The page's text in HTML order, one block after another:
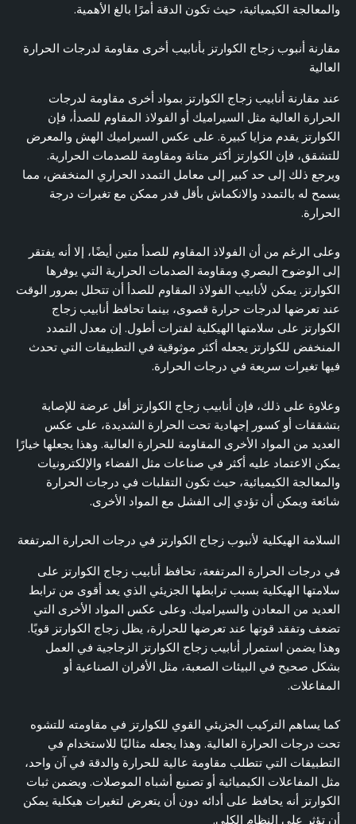
والمعالجة الكيميائية، حيث تكون الدقة أمرًا بالغ الأهمية.
مقارنة أنبوب زجاج الكوارتز بأنابيب أخرى مقاومة لدرجات الحرارة
العالية
عند مقارنة أنابيب زجاج الكوارتز بمواد أخرى مقاومة لدرجات
الحرارة العالية مثل السيراميك أو الفولاذ المقاوم للصدأ، فإن
الكوارتز يقدم مزايا كبيرة. على عكس السيراميك الهش والمعرض
للتشقق، فإن الكوارتز أكثر متانة ومقاومة للصدمات الحرارية.
ويرجع ذلك إلى حد كبير إلى معامل التمدد الحراري المنخفض، مما
يسمح له بالتمدد والانكماش بأقل قدر ممكن مع تغيرات درجة
الحرارة.
وعلى الرغم من أن الفولاذ المقاوم للصدأ متين أيضًا، إلا أنه يفتقر
إلى الوضوح البصري ومقاومة الصدمات الحرارية التي يوفرها
الكوارتز. يمكن لأنابيب الفولاذ المقاوم للصدأ أن تتحلل بمرور الوقت
عند تعرضها لدرجات حرارة قصوى، بينما تحافظ أنابيب زجاج
الكوارتز على سلامتها الهيكلية لفترات أطول. إن معدل التمدد
المنخفض للكوارتز يجعله أكثر موثوقية في التطبيقات التي تحدث
فيها تغيرات سريعة في درجات الحرارة.
وعلاوة على ذلك، فإن أنابيب زجاج الكوارتز أقل عرضة للإصابة
بتشققات أو كسور إجهادية تحت الحرارة الشديدة، على عكس
العديد من المواد الأخرى المقاومة للحرارة العالية. وهذا يجعلها خيارًا
يمكن الاعتماد عليه أكثر في صناعات مثل الفضاء والإلكترونيات
والمعالجة الكيميائية، حيث تكون التقلبات في درجات الحرارة
شائعة ويمكن أن تؤدي إلى الفشل مع المواد الأخرى.
السلامة الهيكلية لأنبوب زجاج الكوارتز في درجات الحرارة المرتفعة
في درجات الحرارة المرتفعة، تحافظ أنابيب زجاج الكوارتز على
سلامتها الهيكلية بسبب ترابطها الجزيئي الذي يعد أقوى من ترابط
العديد من المعادن والسيراميك. وعلى عكس المواد الأخرى التي
تضعف وتفقد قوتها عند تعرضها للحرارة، يظل زجاج الكوارتز قويًا.
وهذا يضمن استمرار أنابيب زجاج الكوارتز الزجاجية في العمل
بشكل صحيح في البيئات الصعبة، مثل الأفران الصناعية أو
المفاعلات.
كما يساهم التركيب الجزيئي القوي للكوارتز في مقاومته للتشوه
تحت درجات الحرارة العالية. وهذا يجعله مثاليًا للاستخدام في
التطبيقات التي تتطلب مقاومة عالية للحرارة والدقة في آن واحد،
مثل المفاعلات الكيميائية أو تصنيع أشباه الموصلات. ويضمن ثبات
الكوارتز أنه يحافظ على أدائه دون أن يتعرض لتغيرات هيكلية يمكن
أن تؤثر على النظام الكلي.